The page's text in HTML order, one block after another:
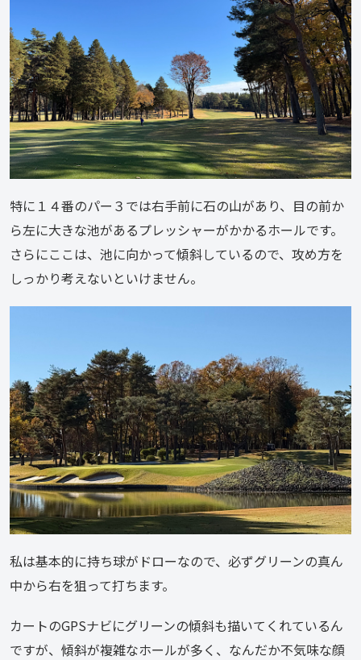
特に１４番のパー３では右手前に石の山があり、目の前か
ら左に大きな池があるプレッシャーがかかるホールです。
さらにここは、池に向かって傾斜しているので、攻め方を
しっかり考えないといけません。
私は基本的に持ち球がドローなので、必ずグリーンの真ん
中から右を狙って打ちます。
カートのGPSナビにグリーンの傾斜も描いてくれているん
ですが、傾斜が複雑なホールが多く、なんだか不気味な顔